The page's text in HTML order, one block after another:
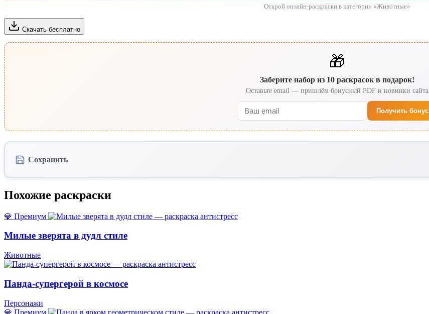
Открой онлайн-раскраски в категории «Животные»
Скачать бесплатно
🎁
Заберите набор из 10 раскрасок в подарок!
Оставьте email — пришлём бонусный PDF и новинки сайта
Получить бонус
Сохранить
Похожие раскраски
💎 Премиум
Милые зверята в дудл стиле
Животные
Панда-супергерой в космосе
Персонажи
💎 Премиум